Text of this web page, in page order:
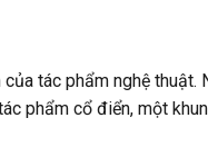
tác phẩm nghệ
phẩm cổ điển, một